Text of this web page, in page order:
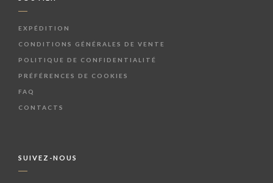
EXPÉDITION
CONDITIONS GÉNÉRALES DE VENTE
POLITIQUE DE CONFIDENTIALITÉ
PRÉFÉRENCES DE COOKIES
FAQ
CONTACTS
SUIVEZ-NOUS